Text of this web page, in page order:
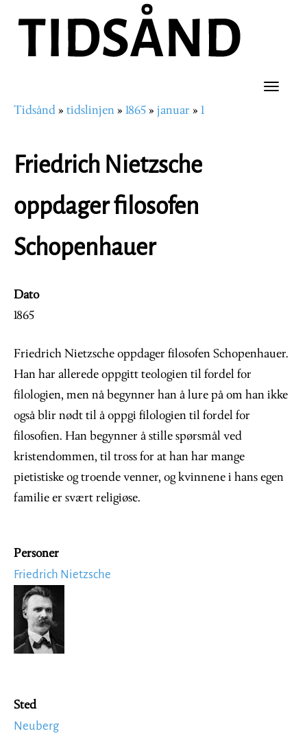
hovedinnhold
Toggle
Navigasjonssti
Tidsånd tidslinjen 1865 januar 1
Friedrich Nietzsche
oppdager filosofen
Schopenhauer
Dato
1865
Friedrich Nietzsche oppdager filosofen Schopenhauer.
Han har allerede oppgitt teologien til fordel for
filologien, men nå begynner han å lure på om han ikke
også blir nødt til å oppgi filologien til fordel for
filosofien. Han begynner å stille spørsmål ved
kristendommen, til tross for at han har mange
pietistiske og troende venner, og kvinnene i hans egen
familie er svært religiøse.
Personer
Friedrich Nietzsche
Image
Sted
Neuberg